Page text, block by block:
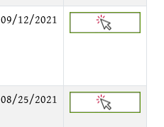
09/12/2021
08/25/2021